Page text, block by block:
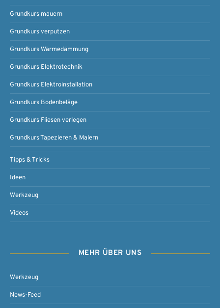
Grundkurs mauern
Grundkurs verputzen
Grundkurs Wärmedämmung
Grundkurs Elektrotechnik
Grundkurs Elektroinstallation
Grundkurs Bodenbeläge
Grundkurs Fliesen verlegen
Grundkurs Tapezieren & Malern
Tipps & Tricks
Ideen
Werkzeug
Videos
MEHR ÜBER UNS
Werkzeug
News-Feed